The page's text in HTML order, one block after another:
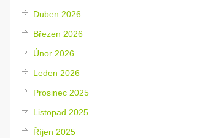
Duben 2026
Březen 2026
Únor 2026
Leden 2026
Prosinec 2025
Listopad 2025
Říjen 2025